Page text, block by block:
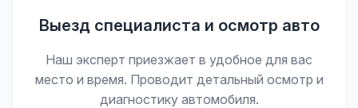
Выезд специалиста и осмотр авто
Наш эксперт приезжает в удобное для вас
место и время. Проводит детальный осмотр и
диагностику автомобиля.